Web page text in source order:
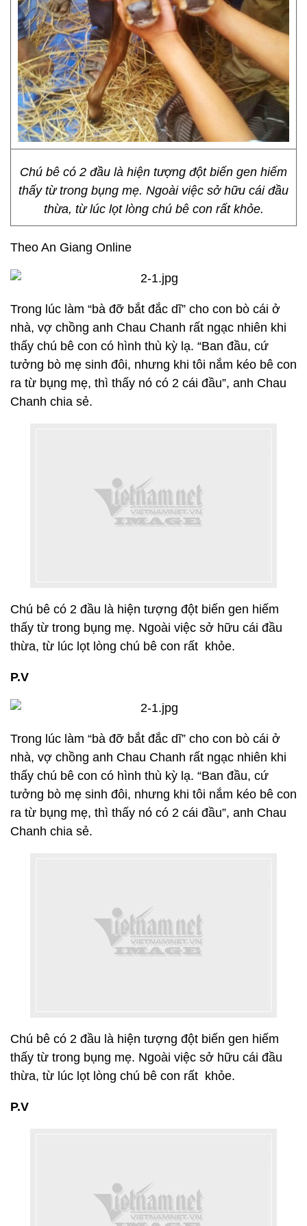
Chú bê có 2 đầu là hiện tượng đột biến gen hiếm
thấy từ trong bụng mẹ. Ngoài việc sở hữu cái đầu
thừa, từ lúc lọt lòng chú bê con rất khỏe.
Theo An Giang Online
Trong lúc làm “bà đỡ bắt đắc dĩ” cho con bò cái ở
nhà, vợ chồng anh Chau Chanh rất ngạc nhiên khi
thấy chú bê con có hình thù kỳ lạ. “Ban đầu, cứ
tưởng bò mẹ sinh đôi, nhưng khi tôi nắm kéo bê con
ra từ bụng mẹ, thì thấy nó có 2 cái đầu”, anh Chau
Chanh chia sẻ.
Chú bê có 2 đầu là hiện tượng đột biến gen hiếm
thấy từ trong bụng mẹ. Ngoài việc sở hữu cái đầu
thừa, từ lúc lọt lòng chú bê con rất khỏe.
P.V
Trong lúc làm “bà đỡ bắt đắc dĩ” cho con bò cái ở
nhà, vợ chồng anh Chau Chanh rất ngạc nhiên khi
thấy chú bê con có hình thù kỳ lạ. “Ban đầu, cứ
tưởng bò mẹ sinh đôi, nhưng khi tôi nắm kéo bê con
ra từ bụng mẹ, thì thấy nó có 2 cái đầu”, anh Chau
Chanh chia sẻ.
Chú bê có 2 đầu là hiện tượng đột biến gen hiếm
thấy từ trong bụng mẹ. Ngoài việc sở hữu cái đầu
thừa, từ lúc lọt lòng chú bê con rất khỏe.
P.V